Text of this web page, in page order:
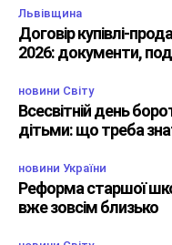
Львівщина
Договір купівлі-
2026: документи,
новини Світу
Всесвітній день
дітьми: що треба
новини України
Реформа старшої
вже зовсім близько